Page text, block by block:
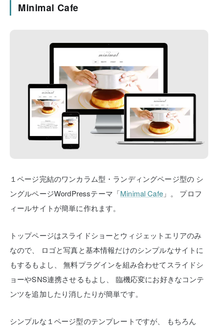
Minimal Cafe
１ページ完結のワンカラム型・ランディングページ型の シ
ングルページWordPressテーマ「Minimal Cafe」。
プロフ
ィールサイトが簡単に作れます。
トップページはスライドショーとウィジェットエリアのみ
なので、
ロゴと写真と基本情報だけのシンプルなサイトに
もするもよし、
無料プラグインを組み合わせてスライドシ
ョーやSNS連携させるもよし、
臨機応変にお好きなコンテ
ンツを追加したり消したりが簡単です。
シンプルな１ページ型のテンプレートですが、 もちろん